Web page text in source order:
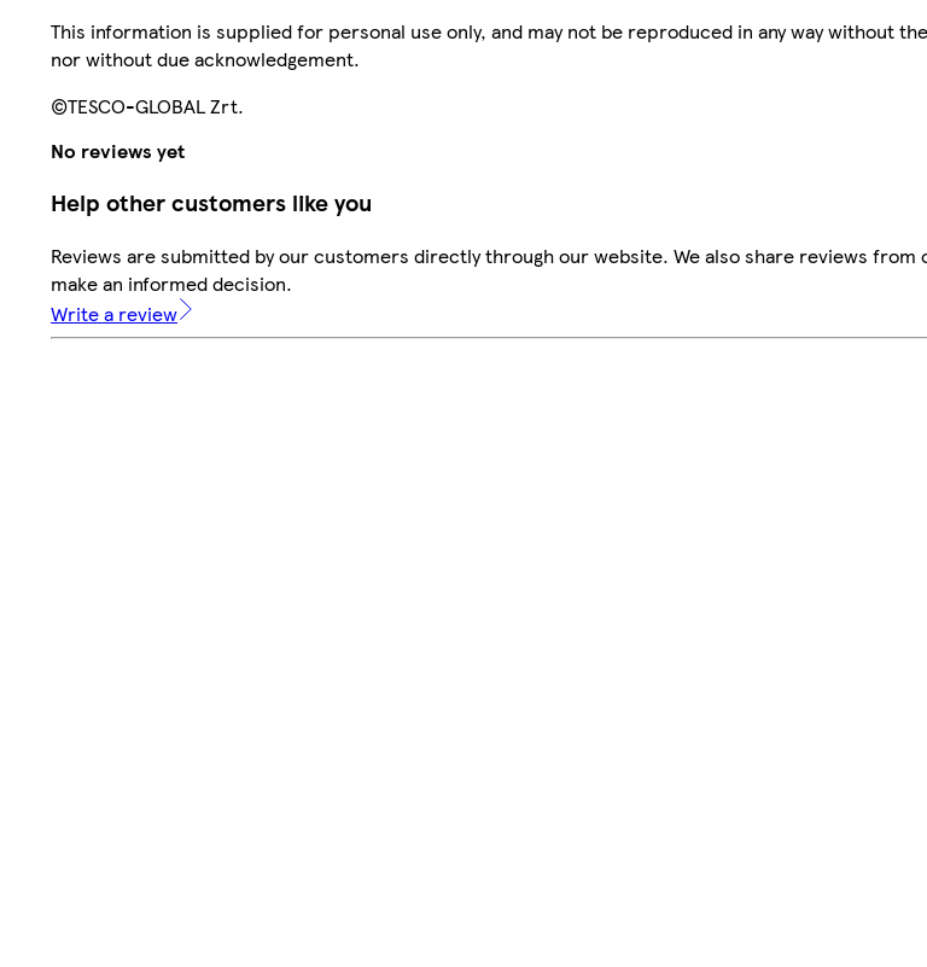
This information is supplied for personal use only, and may not be reproduced in any way without
nor without due acknowledgement.
©TESCO-GLOBAL Zrt.
No reviews yet
Help other customers like you
Reviews are submitted by our customers directly through our website. We also share reviews
make an informed decision.
Write a review